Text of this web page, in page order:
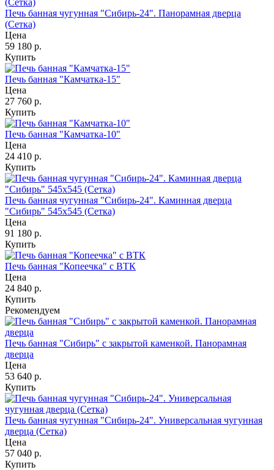
Печь банная чугунная "Сибирь-24". Панорамная дверца
(Сетка)
Цена
59 180 р.
Купить
Печь банная "Камчатка-15"
Цена
27 760 р.
Купить
Печь банная "Камчатка-10"
Цена
24 410 р.
Купить
Печь банная чугунная "Сибирь-24". Каминная дверца
"Сибирь" 545х545 (Сетка)
Цена
91 180 р.
Купить
Печь банная "Копеечка" с ВТК
Цена
24 840 р.
Купить
Рекомендуем
Печь банная "Сибирь" с закрытой каменкой. Панорамная
дверца
Цена
53 640 р.
Купить
Печь банная чугунная "Сибирь-24". Универсальная чугунная
дверца (Сетка)
Цена
57 040 р.
Купить